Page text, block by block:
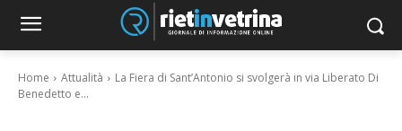
Home Attualità
La Fiera di Sant’Antonio si svolgerà in via Liberato Di
Benedetto e...